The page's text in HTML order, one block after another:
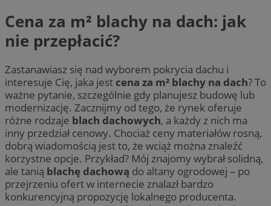
Cena za m² blachy na dach: jak
nie przepłacić?
Zastanawiasz się nad wyborem pokrycia dachu i
interesuje Cię, jaka jest cena za m² blachy na dach? To
ważne pytanie, szczególnie gdy planujesz budowę lub
modernizację. Zacznijmy od tego, że rynek oferuje
różne rodzaje blach dachowych, a każdy z nich ma
inny przedział cenowy. Chociaż ceny materiałów rosną,
dobrą wiadomością jest to, że wciąż można znaleźć
korzystne opcje. Przykład? Mój znajomy wybrał solidną,
ale tanią blachę dachową do altany ogrodowej – po
przejrzeniu ofert w internecie znalazł bardzo
konkurencyjną propozycję lokalnego producenta.